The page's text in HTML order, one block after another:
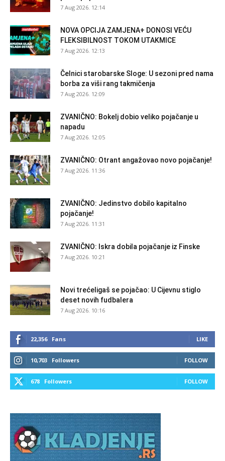
7 Aug 2026. 12:14
NOVA OPCIJA ZAMJENA+ DONOSI VEĆU
FLEKSIBILNOST TOKOM UTAKMICE
7 Aug 2026. 12:13
Čelnici starobarske Sloge: U sezoni pred nama
borba za viši rang takmičenja
7 Aug 2026. 12:09
ZVANIČNO: Bokelj dobio veliko pojačanje u
napadu
7 Aug 2026. 12:05
ZVANIČNO: Otrant angažovao novo pojačanje!
7 Aug 2026. 11:36
ZVANIČNO: Jedinstvo dobilo kapitalno
pojačanje!
7 Aug 2026. 11:31
ZVANIČNO: Iskra dobila pojačanje iz Finske
7 Aug 2026. 10:21
Novi trećeligaš se pojačao: U Cijevnu stiglo
deset novih fudbalera
7 Aug 2026. 10:16
22,356 Fans LIKE
10,703 Followers FOLLOW
678 Followers FOLLOW